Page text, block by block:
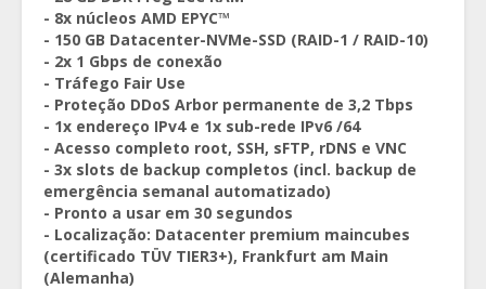
- 8x núcleos AMD EPYC™
- 150 GB Datacenter-NVMe-SSD (RAID-1 / RAID-10)
- 2x 1 Gbps de conexão
- Tráfego Fair Use
- Proteção DDoS Arbor permanente de 3,2 Tbps
- 1x endereço IPv4 e 1x sub-rede IPv6 /64
- Acesso completo root, SSH, sFTP, rDNS e VNC
- 3x slots de backup completos (incl. backup de
emergência semanal automatizado)
- Pronto a usar em 30 segundos
- Localização: Datacenter premium maincubes
(certificado TÜV TIER3+), Frankfurt am Main
(Alemanha)